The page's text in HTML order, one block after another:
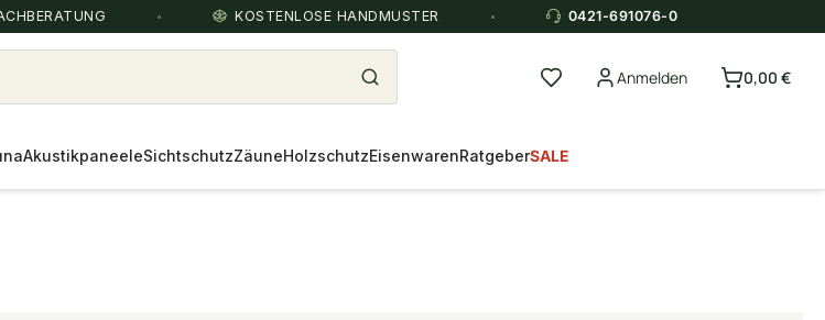
KOSTENLOSE HANDMUSTER 0421-691076-0
Anmelden 0,00 €
AkustikpaneeleSichtschutzZäuneHolzschutzEisenwarenRatgeberSALE